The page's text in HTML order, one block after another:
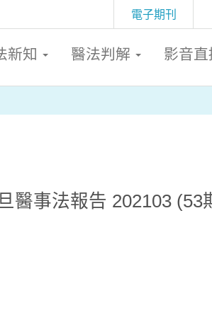
電子期刊
新知 醫法判解 影音直
醫事法報告 202103 (53